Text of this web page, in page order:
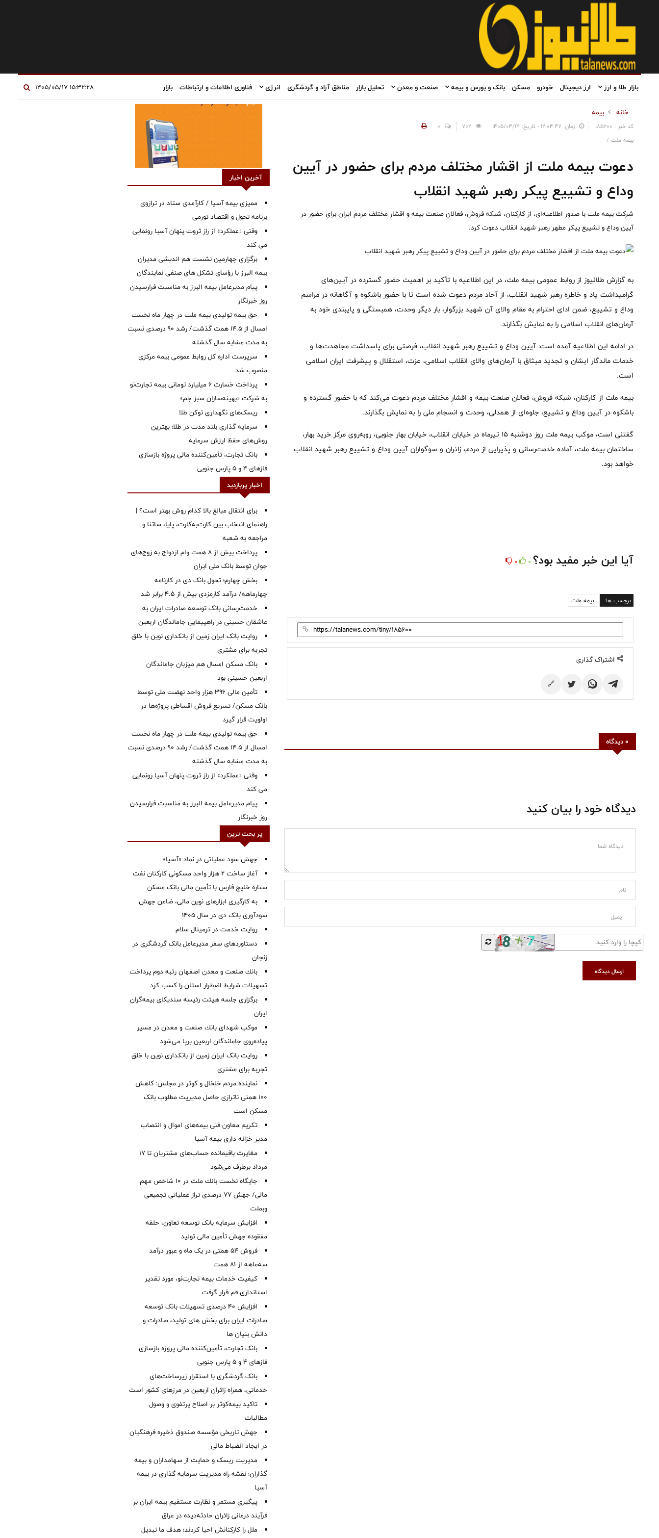
بازار طلا و ارز ارز دیجیتال خودرو مسکن بانک و بورس و بیمه صنعت و معدن تحلیل بازار مناطق آزاد و گردشگری انرژی فناوری اطلاعات و ارتباطات بازار
خانه بیمه
کد خبر : 185600 زمان: ۱۲:۰۴:۴۷ - تاریخ: ۱۴۰۵/۰۴/۱۴
0
بیمه ملت /
دعوت بیمه ملت از اقشار مختلف مردم برای حضور در آیین
وداع و تشییع پیکر رهبر شهید انقلاب
شرکت بیمه ملت با صدور اطلاعیه‌ای، از کارکنان، شبکه فروش، فعالان صنعت بیمه و اقشار مختلف مردم ایران برای حضور در
آیین وداع و تشییع پیکر مطهر رهبر شهید انقلاب دعوت کرد.
به گزارش طلانیوز از روابط عمومی بیمه ملت، در این اطلاعیه با تأکید بر اهمیت حضور گسترده در آیین‌های
گرامیداشت یاد و خاطره رهبر شهید انقلاب، از آحاد مردم دعوت شده است تا با حضور باشکوه و آگاهانه در مراسم
وداع و تشییع، ضمن ادای احترام به مقام والای آن شهید بزرگوار، بار دیگر وحدت، همبستگی و پایبندی خود به
آرمان‌های انقلاب اسلامی را به نمایش بگذارند.
در ادامه این اطلاعیه آمده است: آیین وداع و تشییع رهبر شهید انقلاب، فرصتی برای پاسداشت مجاهدت‌ها و
خدمات ماندگار ایشان و تجدید میثاق با آرمان‌های والای انقلاب اسلامی، عزت، استقلال و پیشرفت ایران اسلامی
است.
بیمه ملت از کارکنان، شبکه فروش، فعالان صنعت بیمه و اقشار مختلف مردم دعوت می‌کند که با حضور گسترده و
باشکوه در آیین وداع و تشییع، جلوه‌ای از همدلی، وحدت و انسجام ملی را به نمایش بگذارند.
گفتنی است، موکب بیمه ملت روز دوشنبه ۱۵ تیرماه در خیابان انقلاب، خیابان بهار جنوبی، روبه‌روی مرکز خرید بهار،
ساختمان بیمه ملت، آماده خدمت‌رسانی و پذیرایی از مردم، زائران و سوگواران آیین وداع و تشییع رهبر شهید انقلاب
خواهد بود.
آیا این خبر مفید بود؟ 0
0
برچسب ها: بیمه ملت
اشتراک گذاری
🔗
0 دیدگاه
دیدگاه خود را بیان کنید
ارسال دیدگاه
آخرین اخبار
ممیزی بیمه آسیا / کارآمدی ستاد در ترازوی
برنامه تحول و اقتصاد تورمی
وقتی «عملکرد» از راز ثروت پنهان آسیا رونمایی
می کند
برگزاری چهارمین نشست هم اندیشی مدیران
بیمه البرز با رؤسای تشکل های صنفی نمایندگان
پیام مدیرعامل بیمه البرز به مناسبت فرارسیدن
روز خبرنگار
حق بیمه تولیدی بیمه ملت در چهار ماه نخست
امسال از 14.5 همت گذشت/ رشد 90 درصدی نسبت
به مدت مشابه سال گذشته
سرپرست اداره كل روابط عمومی بیمه مركزی
منصوب شد
پرداخت خسارت ۶ میلیارد تومانی بیمه تجارت‌نو
به شرکت «بهینه‌سازان سبز جم»
ریسک‌های نگهداری توکن طلا
سرمایه گذاری بلند مدت در طلا؛ بهترین
روش‌های حفظ ارزش سرمایه
بانک تجارت، تأمین‌کننده مالی پروژه بازسازی
فازهای ۴ و ۵ پارس جنوبی
اخبار پربازدید
برای انتقال مبالغ بالا کدام روش بهتر است؟ |
راهنمای انتخاب بین کارت‌به‌کارت، پایا، ساتنا و
مراجعه به شعبه
پرداخت بیش از ۸ همت وام ازدواج به زوج‌های
جوان توسط بانک ملی ایران
بخش چهارم؛ تحول بانک دی در کارنامه
چهارماهه/ درآمد کارمزدی بیش از ۴.۵ برابر شد
خدمت‌رسانی بانک توسعه صادرات ایران به
عاشقان حسینی در راهپیمایی جاماندگان اربعین
روایت بانک ایران زمین از بانکداری نوین با خلق
تجربه برای مشتری
بانک مسکن امسال هم میزبان جاماندگان
اربعین حسینی بود
تأمین مالی ۳۹۶ هزار واحد نهضت ملی توسط
بانک مسکن/ تسریع فروش اقساطی پروژه‌ها در
اولویت قرار گیرد
حق بیمه تولیدی بیمه ملت در چهار ماه نخست
امسال از 14.5 همت گذشت/ رشد 90 درصدی نسبت
به مدت مشابه سال گذشته
وقتی «عملکرد» از راز ثروت پنهان آسیا رونمایی
می کند
پیام مدیرعامل بیمه البرز به مناسبت فرارسیدن
روز خبرنگار
پر بحث ترین
جهش سود عملیاتی در نماد «آسیا»
آغاز ساخت ۲ هزار واحد مسکونی کارکنان نفت
ستاره خلیج فارس با تأمین مالی بانک مسکن
به کارگیری ابزارهای نوین مالی، ضامن جهش
سودآوری بانک دی در سال 1405
روایت خدمت در ترمینال سلام
دستاوردهای سفر مدیرعامل بانک گردشگری در
زنجان
بانك صنعت و معدن اصفهان رتبه دوم پرداخت
تسهیلات شرایط اضطرار استان را كسب كرد
برگزاری جلسه هیئت رئیسه سندیکای بیمه‌گران
ایران
موكب شهدای بانك صنعت و معدن در مسیر
پیاده‌روی جاماندگان اربعین برپا می‌شود
روایت بانک ایران زمین از بانکداری نوین با خلق
تجربه برای مشتری
نماینده مردم خلخال و کوثر در مجلس: کاهش
۱۰۰ همتی ناترازی حاصل مدیریت مطلوب بانک
مسکن است
تکریم معاون فنی بیمه‌های اموال و انتصاب
مدیر خزانه داری بیمه آسیا
مغایرت‌ باقیمانده حساب‌های مشتریان تا ۱۷
مرداد برطرف می‌شود
جایگاه نخست بانك ملت در 10 شاخص مهم
مالی/ جهش 77 درصدی تراز عملیاتی تجمیعی
وبملت
افزایش سرمایه بانک توسعه تعاون، حلقه
مفقوده جهش تأمین مالی تولید
فروش 54 همتی در یک ماه و عبور درآمد
سه‌ماهه از 81 همت
کیفیت خدمات بیمه تجارت‌نو، مورد تقدیر
استانداری قم قرار گرفت
افزایش 40 درصدی تسهیلات بانک توسعه
صادرات ایران برای بخش های تولید، صادرات و
دانش بنیان ها
بانک تجارت، تأمین‌کننده مالی پروژه بازسازی
فازهای ۴ و ۵ پارس جنوبی
بانک گردشگری با استقرار زیرساخت‌های
خدماتی، همراه زائران اربعین در مرزهای کشور است
تاکید بیمه‌کوثر بر اصلاح پرتفوی و وصول
مطالبات ‌
جهش تاریخی مؤسسه صندوق ذخیره فرهنگیان
در ایجاد انضباط مالی
مدیریت ریسک و حمایت از سهامداران و بیمه
گذاران؛ نقشه راه مدیریت سرمایه گذاری در بیمه
آسیا
پیگیری مستمر و نظارت مستقیم بیمه ایران بر
فرآیند درمانی زائران حادثه‌دیده در عراق
ملل را کارکنانش احیا کردند؛ هدف ما تبدیل